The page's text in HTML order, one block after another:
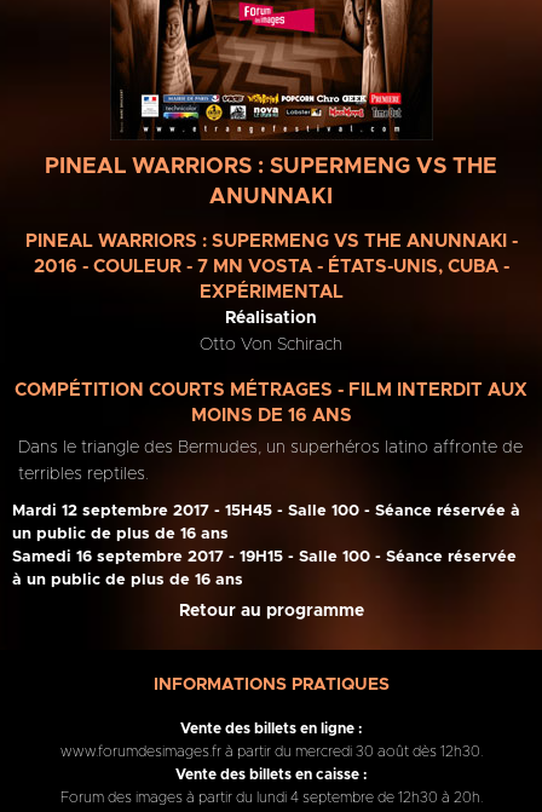
PINEAL WARRIORS : SUPERMENG VS THE
ANUNNAKI
PINEAL WARRIORS : SUPERMENG VS THE ANUNNAKI -
2016 - COULEUR - 7 MN VOSTA - ÉTATS-UNIS, CUBA -
EXPÉRIMENTAL
Réalisation
Otto Von Schirach
COMPÉTITION COURTS MÉTRAGES - FILM INTERDIT AUX
MOINS DE 16 ANS
Dans le triangle des Bermudes, un superhéros latino affronte de
terribles reptiles.
Mardi 12 septembre 2017 - 15H45 - Salle 100 - Séance réservée à
un public de plus de 16 ans
Samedi 16 septembre 2017 - 19H15 - Salle 100 - Séance réservée
à un public de plus de 16 ans
Retour au programme
INFORMATIONS PRATIQUES
Vente des billets en ligne :
www.forumdesimages.fr à partir du mercredi 30 août dès 12h30.
Vente des billets en caisse :
Forum des images à partir du lundi 4 septembre de 12h30 à 20h.